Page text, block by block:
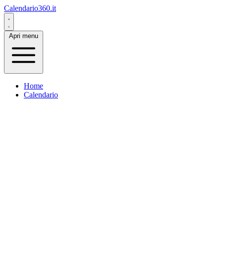
Calendario360.it
Apri menu
Home
Calendario